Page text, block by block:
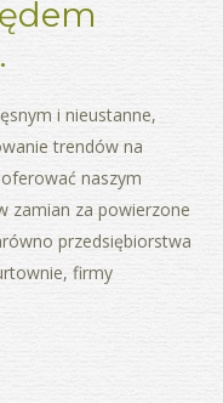
i nieustanne,
trendów na
naszym
zamian za powierzone
przedsiębiorstwa
firmy